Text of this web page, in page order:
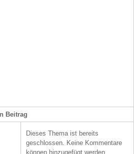
Beitrag
Dieses Thema ist bereits
geschlossen. Keine Kommentare
können hinzugefügt werden.